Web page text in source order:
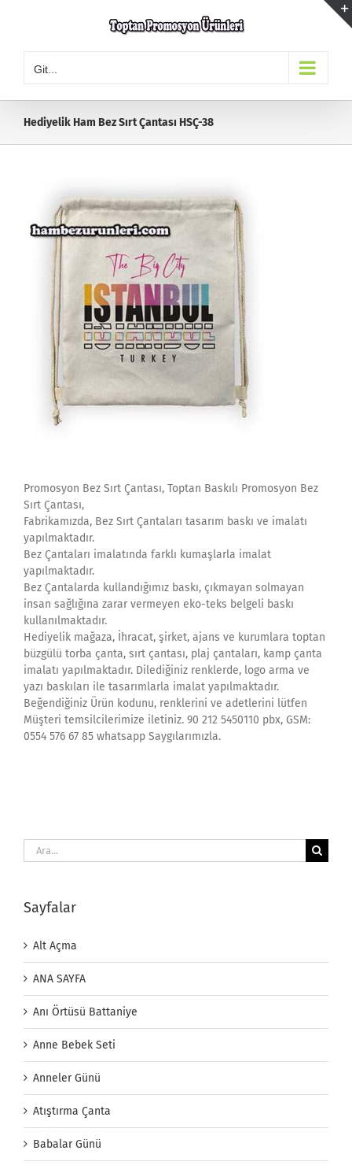
Git...
Hediyelik Ham Bez Sırt Çantası HSÇ-38
Promosyon Bez Sırt Çantası, Toptan Baskılı Promosyon Bez
Sırt Çantası,
Fabrikamızda, Bez Sırt Çantaları tasarım baskı ve imalatı
yapılmaktadır.
Bez Çantaları imalatında farklı kumaşlarla imalat
yapılmaktadır.
Bez Çantalarda kullandığımız baskı, çıkmayan solmayan
insan sağlığına zarar vermeyen eko-teks belgeli baskı
kullanılmaktadır.
Hediyelik mağaza, İhracat, şirket, ajans ve kurumlara toptan
büzgülü torba çanta, sırt çantası, plaj çantaları, kamp çanta
imalatı yapılmaktadır. Dilediğiniz renklerde, logo arma ve
yazı baskıları ile tasarımlarla imalat yapılmaktadır.
Beğendiğiniz Ürün kodunu, renklerini ve adetlerini lütfen
Müşteri temsilcilerimize iletiniz. 90 212 5450110 pbx, GSM:
0554 576 67 85 whatsapp Saygılarımızla.
Ara:
Sayfalar
Alt Açma
ANA SAYFA
Anı Örtüsü Battaniye
Anne Bebek Seti
Anneler Günü
Atıştırma Çanta
Babalar Günü